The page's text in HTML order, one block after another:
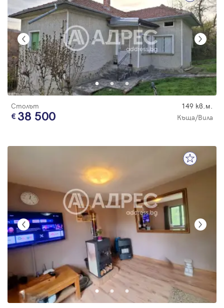
Столът 149 кв.м.
38 500 Къща/Вила